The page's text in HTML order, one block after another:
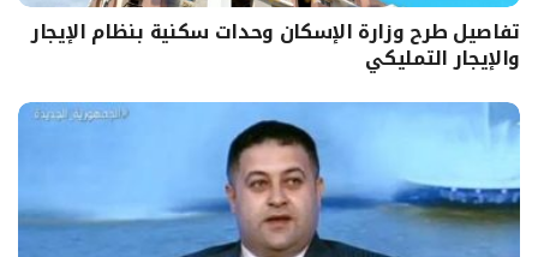
تفاصيل طرح وزارة الإسكان وحدات سكنية بنظام الإيجار
والإيجار التمليكي